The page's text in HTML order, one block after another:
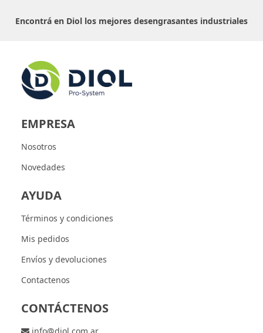
Encontrá en Diol los mejores desengrasantes industriales
EMPRESA
Nosotros
Novedades
AYUDA
Términos y condiciones
Mis pedidos
Envíos y devoluciones
Contactenos
CONTÁCTENOS